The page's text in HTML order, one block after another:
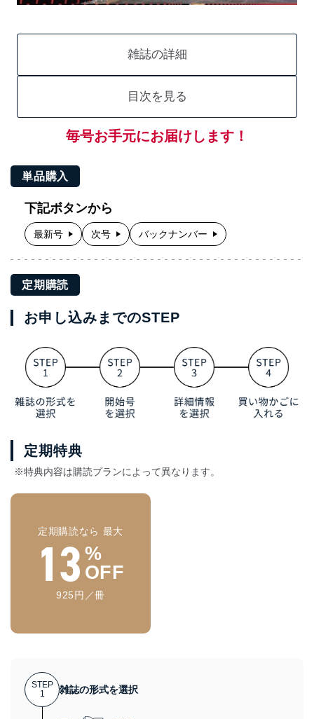
雑誌の詳細
目次を見る
毎号お手元にお届けします！
単品購入
下記ボタンから
最新号 次号 バックナンバー
定期購読
お申し込みまでのSTEP
定期特典
※特典内容は購読プランによって異なります。
定期購読なら 最大
13 %
OFF
925円／冊
STEP
1
雑誌の形式を選択